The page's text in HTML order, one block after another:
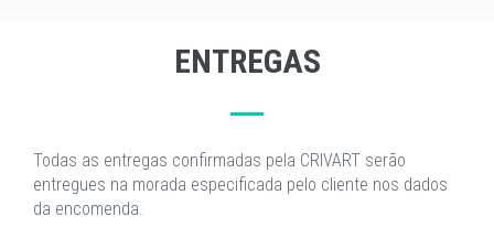
ENTREGAS
Todas as entregas confirmadas pela CRIVART serão
entregues na morada especificada pelo cliente nos dados
da encomenda.